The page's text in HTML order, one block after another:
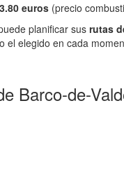
euros (precio
planificar susrutas
el elegido en cada
Barco-de-